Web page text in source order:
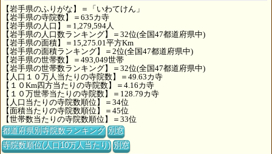
【岩手県のふりがな】＝「いわてけん」
【岩手県の寺院数】＝635カ寺
【岩手県の人口】＝1,279,594人
【岩手県の人口数ランキング】＝32位(全国47都道府県中)
【岩手県の面積】＝15,275.01平方Km
【岩手県の面積ランキング】＝2位(全国47都道府県中)
【岩手県の世帯数】＝493,049世帯
【岩手県の世帯数ランキング】＝32位(全国47都道府県中)
【人口１０万人当たりの寺院数】＝49.63カ寺
【１０Km四方当たりの寺院数】＝4.16カ寺
【１０万世帯当たりの寺院数】＝128.79カ寺
【人口当たりの寺院数順位】＝34位
【面積当たりの寺院数順位】＝45位
【世帯数当たりの寺院数順位】＝33位
都道府県別寺院数ランキング 別窓
寺院数順位(人口10万人当たり) 別窓